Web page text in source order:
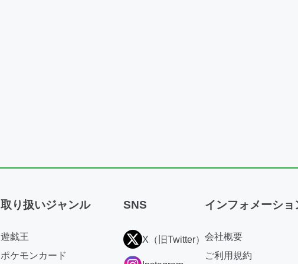
取り扱いジャンル
遊戯王
ポケモンカード
SNS
X（旧Twitter）
インフォメーショ
会社概要
ご利用規約